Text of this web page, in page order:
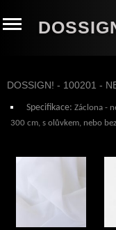
DOSSIGN! - 100201 -
Specifikace: Záclona -
300 cm, s olůvkem, nebo